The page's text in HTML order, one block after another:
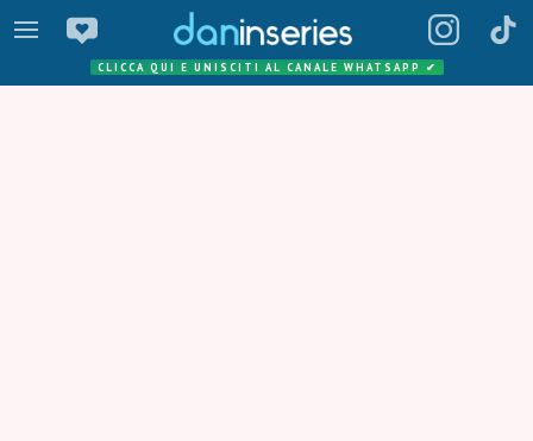
CLICCA QUI E UNISCITI AL CANALE WHATSAPP ✔